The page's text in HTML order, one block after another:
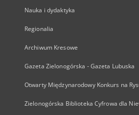
Nauka i dydaktyka
Regionalia
Archiwum Kresowe
Gazeta Zielonogórska - Gazeta Lubuska
Otwarty Międzynarodowy Konkurs na
Zielonogórska Biblioteka Cyfrowa dla